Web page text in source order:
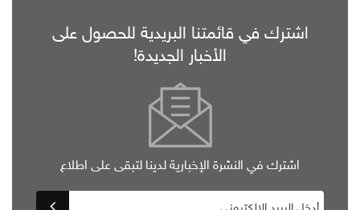
اشترك في قائمتنا البريدية للحصول على
الأخبار الجديدة!
اشترك في النشرة الإخبارية لدينا لتبقى على اطلاع